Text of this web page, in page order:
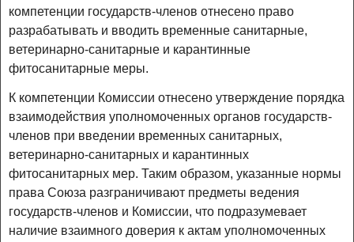
компетенции государств-членов отнесено право
разрабатывать и вводить временные санитарные,
ветеринарно-санитарные и карантинные
фитосанитарные меры.
К компетенции Комиссии отнесено утверждение порядка
взаимодействия уполномоченных органов государств-
членов при введении временных санитарных,
ветеринарно-санитарных и карантинных
фитосанитарных мер. Таким образом, указанные нормы
права Союза разграничивают предметы ведения
государств-членов и Комиссии, что подразумевает
наличие взаимного доверия к актам уполномоченных